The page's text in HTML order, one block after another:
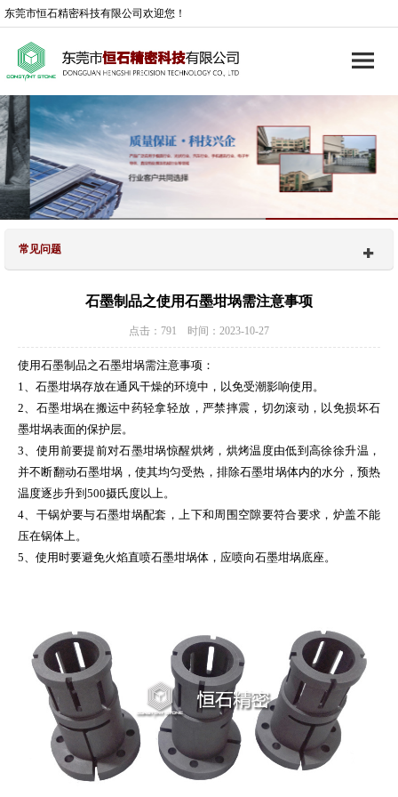
东莞市恒石精密科技有限公司欢迎您！
常见问题
石墨制品之使用石墨坩埚需注意事项
点击：791 时间：2023-10-27
使用石墨制品之石墨坩埚需注意事项：
1、石墨坩埚存放在通风干燥的环境中，以免受潮影响使用。
2、石墨坩埚在搬运中药轻拿轻放，严禁摔震，切勿滚动，以免损坏石
墨坩埚表面的保护层。
3、使用前要提前对石墨坩埚惊醒烘烤，烘烤温度由低到高徐徐升温，
并不断翻动石墨坩埚，使其均匀受热，排除石墨坩埚体内的水分，预热
温度逐步升到500摄氏度以上。
4、干锅炉要与石墨坩埚配套，上下和周围空隙要符合要求，炉盖不能
压在锅体上。
5、使用时要避免火焰直喷石墨坩埚体，应喷向石墨坩埚底座。